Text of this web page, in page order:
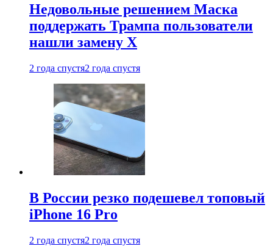
Недовольные решением Маска
поддержать Трампа пользователи
нашли замену X
2 года спустя2 года спустя
В России резко подешевел топовый
iPhone 16 Pro
2 года спустя2 года спустя